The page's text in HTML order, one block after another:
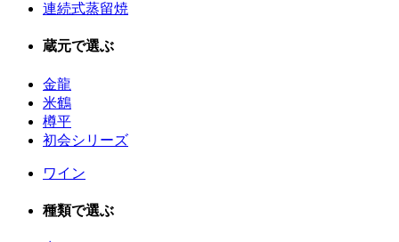
連続式蒸留焼
蔵元で選ぶ
金龍
米鶴
樽平
初会シリーズ
ワイン
種類で選ぶ